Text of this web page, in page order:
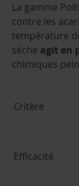
La gamme
contre les
température
sèche agit en
chimiques
Critère
Efficacité